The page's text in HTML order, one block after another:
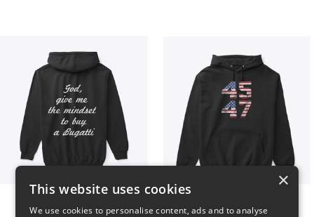
×
This website uses cookies
We use cookies to personalise content, ads and to analyse